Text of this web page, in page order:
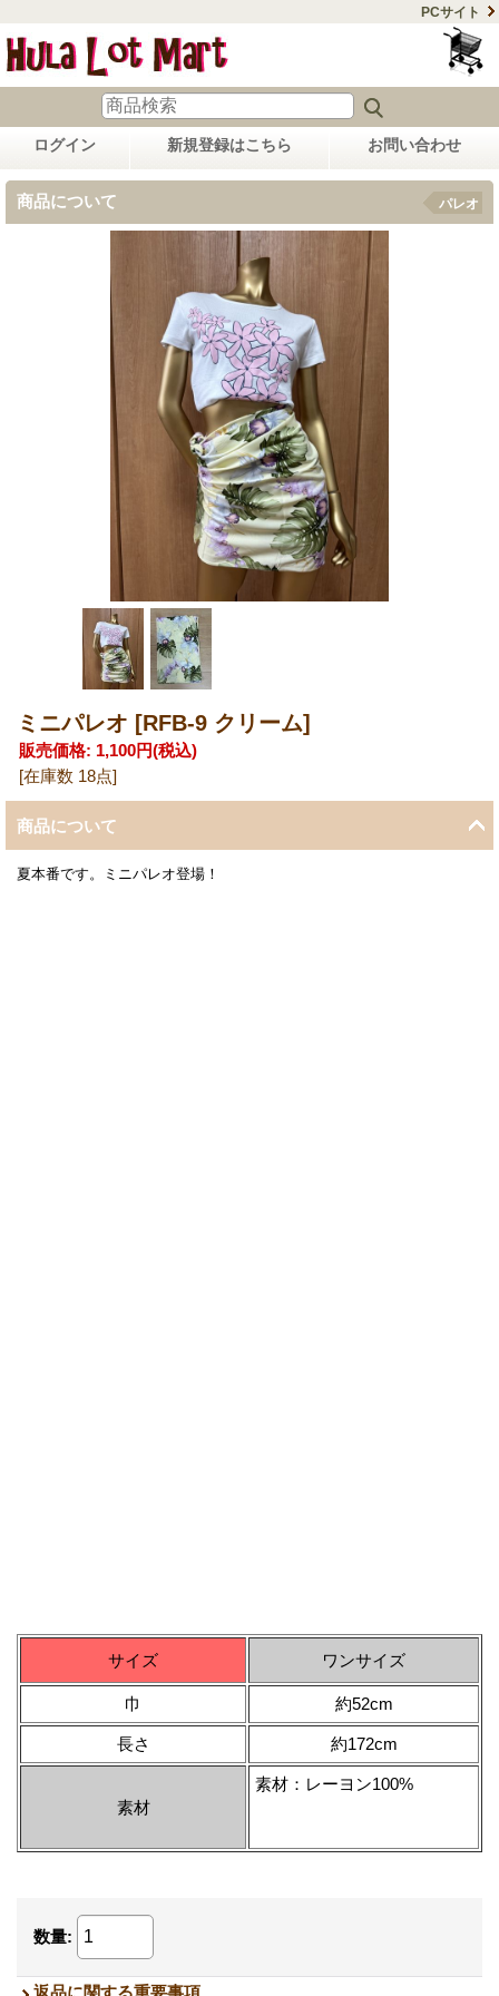
PCサイト
ログイン 新規登録はこちら お問い合わせ
商品について パレオ
ミニパレオ [RFB-9 クリーム]
販売価格: 1,100円(税込)
[在庫数 18点]
商品について
夏本番です。ミニパレオ登場！
サイズ ワンサイズ
巾 約52cm
長さ 約172cm
素材
素材：レーヨン100%
数量:
返品に関する重要事項